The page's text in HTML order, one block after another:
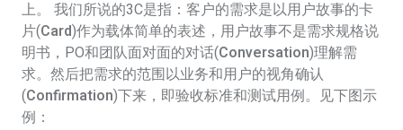
上。 我们所说的3C是指：客户的需求是以用户故事的卡
片(Card)作为载体简单的表述，用户故事不是需求规格说
明书，PO和团队面对面的对话(Conversation)理解需
求。然后把需求的范围以业务和用户的视角确认
(Confirmation)下来，即验收标准和测试用例。见下图示
例：